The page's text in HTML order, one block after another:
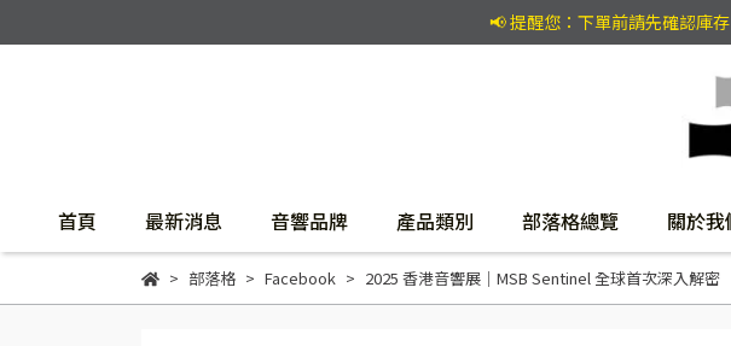
📢 提醒您：下單前請先確認庫
首頁 最新消息 音響品牌 產品類別 部落格總覽 關於我
部落格 Facebook 2025 香港音響展｜MSB Sentinel 全球首次深入解密